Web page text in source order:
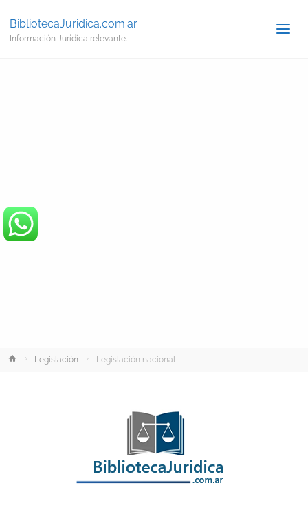
BibliotecaJuridica.com.ar
Información Jurídica relevante.
InicioLegislación Legislación nacional